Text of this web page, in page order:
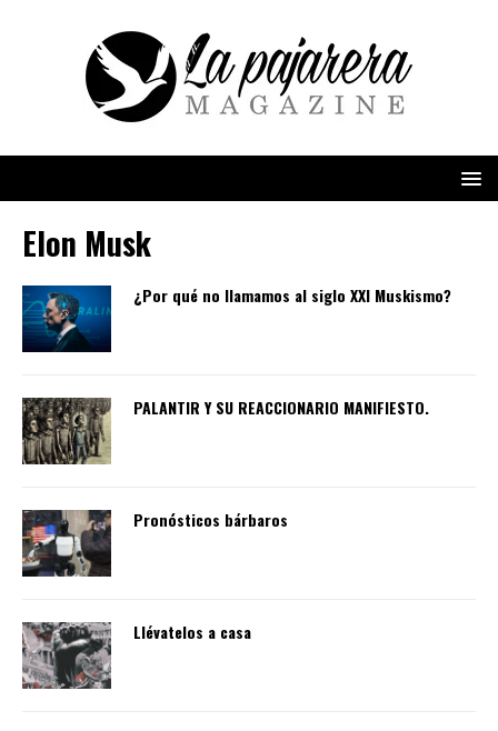
Elon Musk
¿Por qué no llamamos al siglo XXI Muskismo?
PALANTIR Y SU REACCIONARIO MANIFIESTO.
Pronósticos bárbaros
Llévatelos a casa